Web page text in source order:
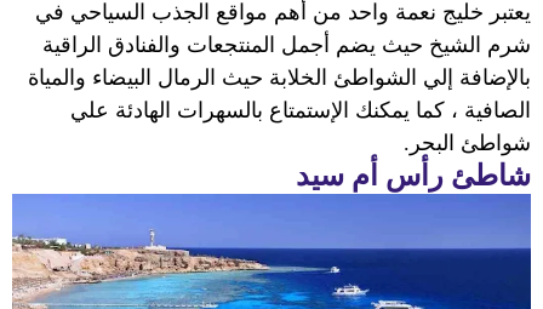
يعتبر خليج نعمة واحد من أهم مواقع الجذب السياحي في
شرم الشيخ حيث يضم أجمل المنتجعات والفنادق الراقية
بالإضافة إلي الشواطئ الخلابة حيث الرمال البيضاء والمياة
الصافية ، كما يمكنك الإستمتاع بالسهرات الهادئة علي
شواطئ البحر.
شاطئ رأس أم سيد